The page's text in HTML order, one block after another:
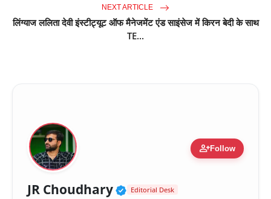
NEXT ARTICLE
लिंग्याज ललिता देवी इंस्टीट्यूट ऑफ मैनेजमेंट एंड साइंसेज में किरन बेदी के साथ
TE...
person_addFollow
JR Choudhary Verified Public Figure
Editorial Desk